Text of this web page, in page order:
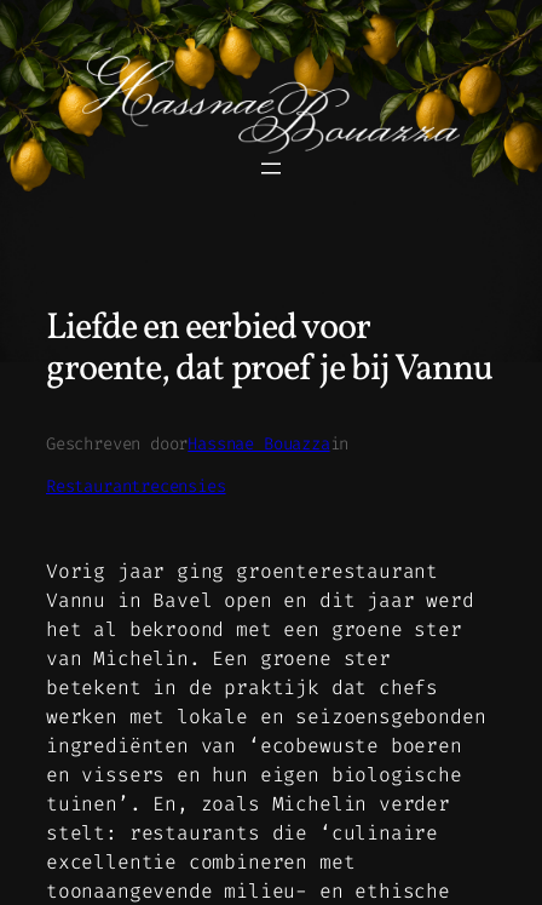
Ga
naar
de
inhoud
Liefde en eerbied voor
groente, dat proef je bij Vannu
Geschreven doorHassnae Bouazzain
Restaurantrecensies
Vorig jaar ging groenterestaurant
Vannu in Bavel open en dit jaar werd
het al bekroond met een groene ster
van Michelin. Een groene ster
betekent in de praktijk dat chefs
werken met lokale en seizoensgebonden
ingrediënten van ‘ecobewuste boeren
en vissers en hun eigen biologische
tuinen’. En, zoals Michelin verder
stelt: restaurants die ‘culinaire
excellentie combineren met
toonaangevende milieu- en ethische